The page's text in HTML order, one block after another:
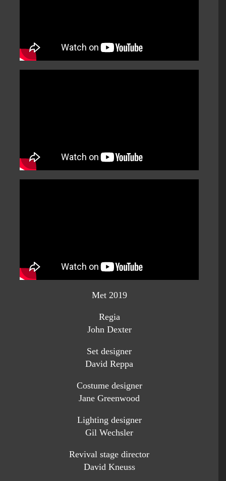
Met 2019
Regia
John Dexter
Set designer
David Reppa
Costume designer
Jane Greenwood
Lighting designer
Gil Wechsler
Revival stage director
David Kneuss